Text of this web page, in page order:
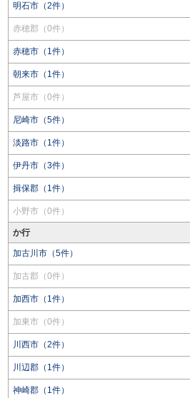
明石市（2件）
赤穂郡（0件）
赤穂市（1件）
朝来市（1件）
芦屋市（0件）
尼崎市（5件）
淡路市（1件）
伊丹市（3件）
揖保郡（1件）
小野市（0件）
か行
加古川市（5件）
加古郡（0件）
加西市（1件）
加東市（0件）
川西市（2件）
川辺郡（1件）
神崎郡（1件）